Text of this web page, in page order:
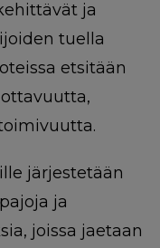
ja
tuella
etsitään
järjestetään
ja
joissa jaetaan